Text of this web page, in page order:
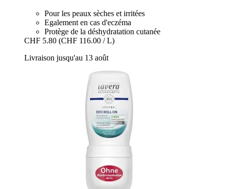
Pour les peaux sèches et irritées
Egalement en cas d'eczéma
Protège de la déshydratation cutanée
CHF 5.80 (CHF 116.00 / L)
Livraison jusqu'au 13 août